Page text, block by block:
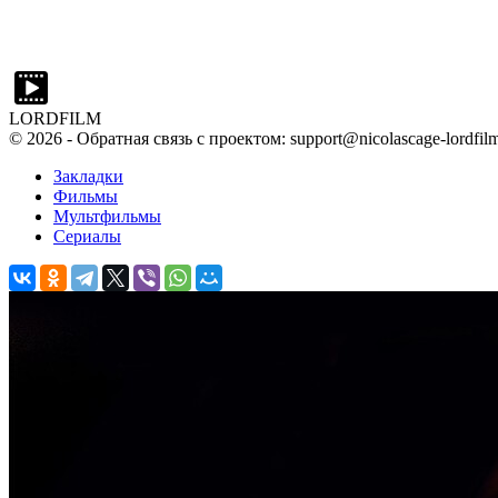
LORDFILM
© 2026 - Обратная связь с проектом: support@nicolascage-
Закладки
Фильмы
Мультфильмы
Сериалы